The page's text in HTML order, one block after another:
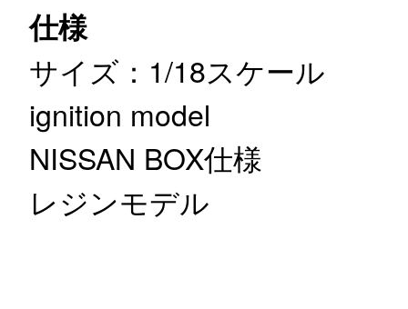
仕様
サイズ：1/18スケール
ignition model
NISSAN BOX仕様
レジンモデル